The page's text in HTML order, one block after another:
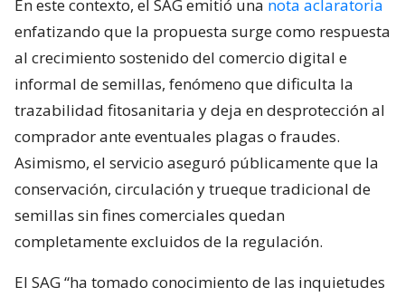
En este contexto, el SAG emitió una nota aclaratoria
enfatizando que la propuesta surge como respuesta
al crecimiento sostenido del comercio digital e
informal de semillas, fenómeno que dificulta la
trazabilidad fitosanitaria y deja en desprotección al
comprador ante eventuales plagas o fraudes.
Asimismo, el servicio aseguró públicamente que la
conservación, circulación y trueque tradicional de
semillas sin fines comerciales quedan
completamente excluidos de la regulación.
El SAG “ha tomado conocimiento de las inquietudes